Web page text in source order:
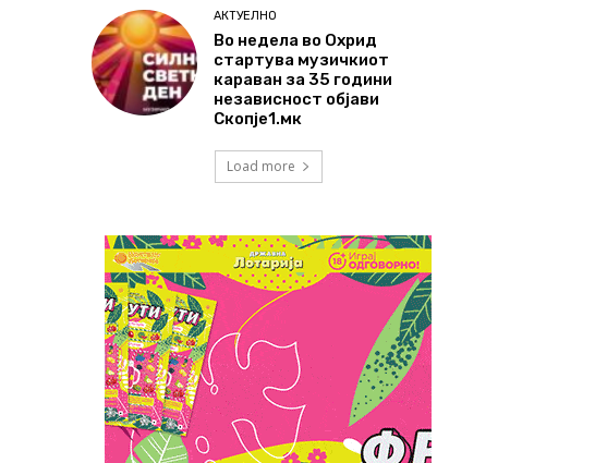
АКТУЕЛНО
Во недела во Охрид
стартува музичкиот
караван за 35 години
независност објави
Скопје1.мк
Load more